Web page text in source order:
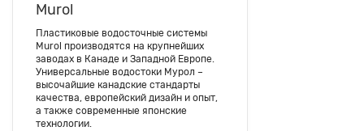
Murol
Пластиковые водосточные системы
Murol производятся на крупнейших
заводах в Канаде и Западной Европе.
Универсальные водостоки Мурол –
высочайшие канадские стандарты
качества, европейский дизайн и опыт,
а также современные японские
технологии.